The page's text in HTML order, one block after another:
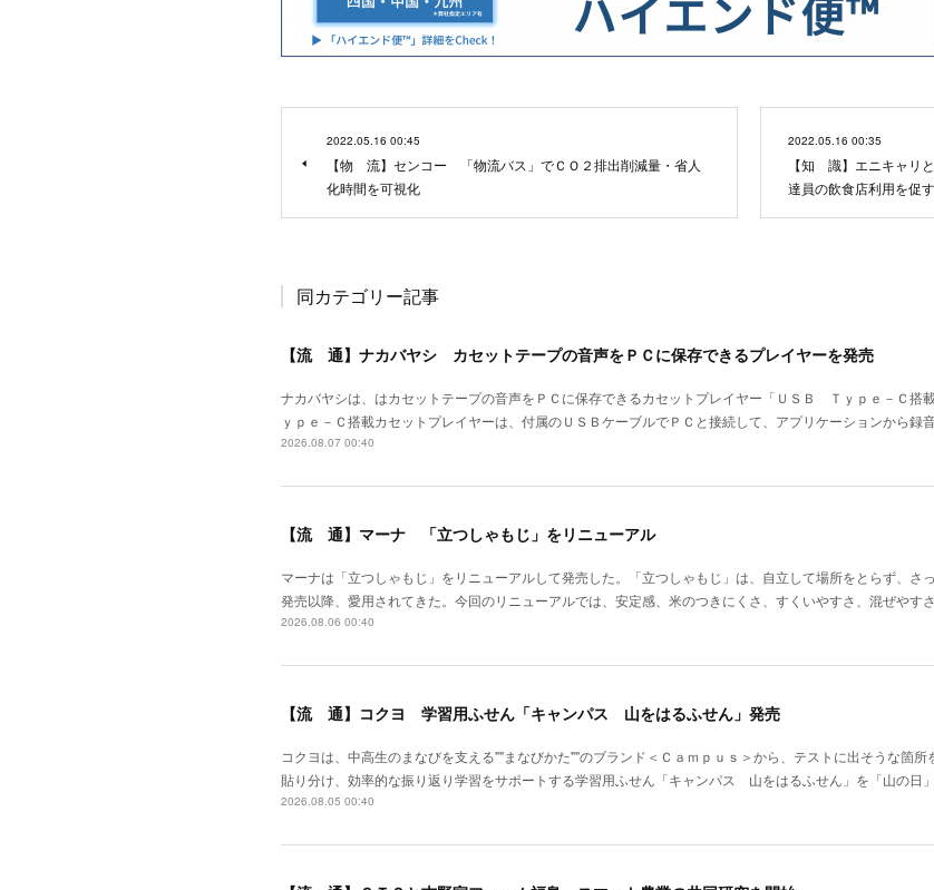
2022.05.16 00:45
【物 流】センコー 「物流バス」でＣＯ２排出削減量・省人
化時間を可視化
2022.05.16 00:35
【知 識】エニキャリ
達員の飲食店利用を促
同カテゴリー記事
【流 通】ナカバヤシ カセットテープの音声をＰＣに保存できるプレイヤーを発売
ナカバヤシは、はカセットテープの音声をＰＣに保存できるカセットプレイヤー「ＵＳＢ Ｔｙｐｅ－Ｃ
ｙｐｅ－Ｃ搭載カセットプレイヤーは、付属のＵＳＢケーブルでＰＣと接続して、アプリケーションから
2026.08.07 00:40
【流 通】マーナ 「立つしゃもじ」をリニューアル
マーナは「立つしゃもじ」をリニューアルして発売した。「立つしゃもじ」は、自立して場所をとらず、さ
発売以降、愛用されてきた。今回のリニューアルでは、安定感、米のつきにくさ、すくいやすさ、混ぜや
2026.08.06 00:40
【流 通】コクヨ 学習用ふせん「キャンパス 山をはるふせん」発売
コクヨは、中高生のまなびを支える""まなびかた""のブランド＜Ｃａｍｐｕｓ＞から、テストに出そうな箇
貼り分け、効率的な振り返り学習をサポートする学習用ふせん「キャンパス 山をはるふせん」を「山の日
2026.08.05 00:40